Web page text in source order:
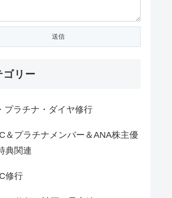
ゴリー
プラチナ・ダイヤ修行
＆プラチナメンバー＆ANA株主優
典関連
修行